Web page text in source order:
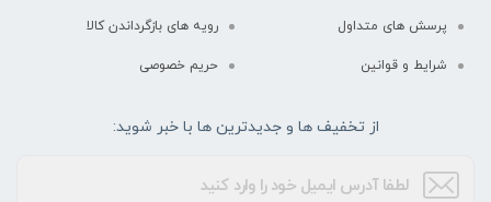
پرسش های متداول رویه های بازگرداندن کالا
شرایط و قوانین حریم خصوصی
از تخفیف ها و جدیدترین ها با خبر شوید: